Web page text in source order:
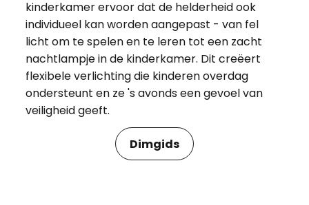
kinderkamer ervoor dat de helderheid ook
individueel kan worden aangepast - van fel
licht om te spelen en te leren tot een zacht
nachtlampje in de kinderkamer. Dit creëert
flexibele verlichting die kinderen overdag
ondersteunt en ze 's avonds een gevoel van
veiligheid geeft.
Dimgids